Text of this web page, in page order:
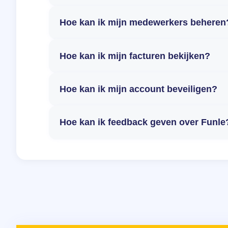
Hoe kan ik mijn medewerkers
Hoe kan ik mijn facturen bekijken?
Hoe kan ik mijn account beveiligen?
Hoe kan ik feedback geven over